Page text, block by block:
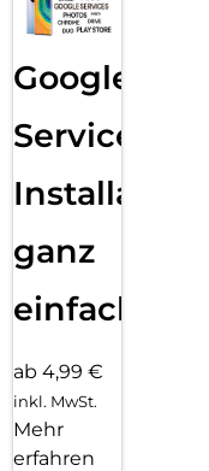
Google
Services
Installation
ganz
einfach
ab 4,99 €
inkl. MwSt.
Mehr
erfahren